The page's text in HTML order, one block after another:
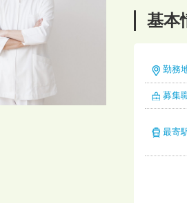
基本
勤務
募集
最寄